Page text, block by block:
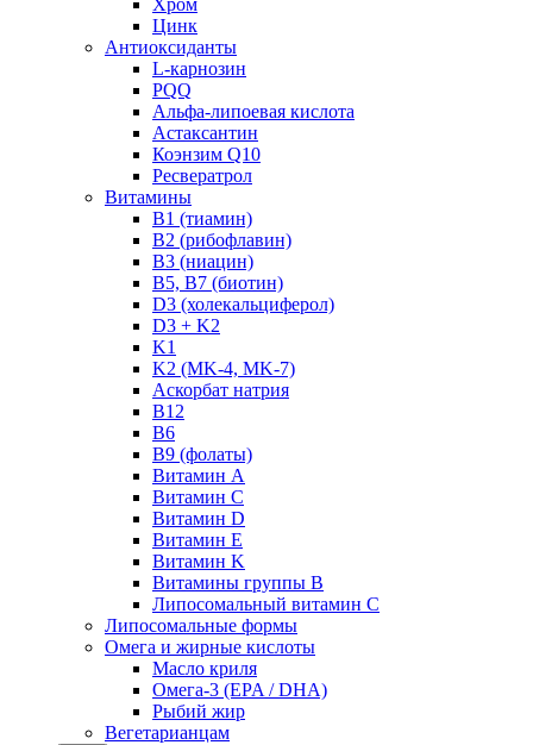
Хром
Цинк
Антиоксиданты
L-карнозин
PQQ
Альфа-липоевая кислота
Астаксантин
Коэнзим Q10
Ресвератрол
Витамины
B1 (тиамин)
B2 (рибофлавин)
B3 (ниацин)
B5, B7 (биотин)
D3 (холекальциферол)
D3 + K2
K1
K2 (MK-4, MK-7)
Аскорбат натрия
В12
В6
В9 (фолаты)
Витамин A
Витамин C
Витамин D
Витамин E
Витамин K
Витамины группы B
Липосомальный витамин C
Липосомальные формы
Омега и жирные кислоты
Масло криля
Омега-3 (EPA / DHA)
Рыбий жир
Вегетарианцам